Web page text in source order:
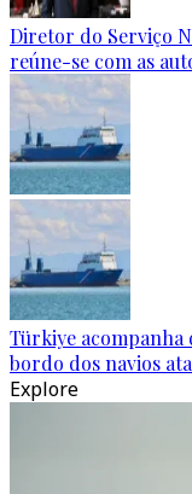
Diretor do Serviço
reúne-se com as
Türkiye acompanha
bordo dos navios
Explore